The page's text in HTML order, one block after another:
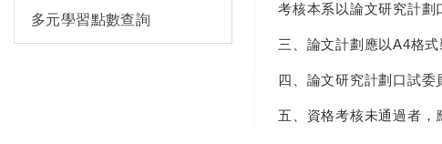
多元學習點數查詢
考核本系以論文研究計劃
三、論文計劃應以A4格
四、論文研究計劃口試委
五、資格考核未通過者，